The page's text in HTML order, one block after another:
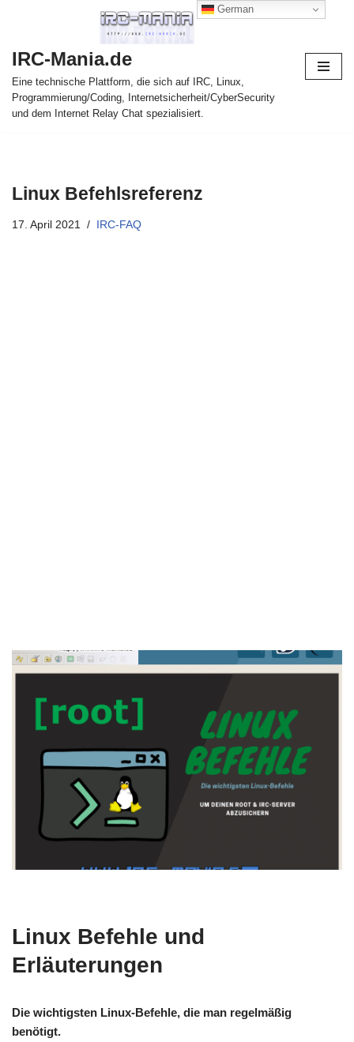
Inhalt
springen
IRC-Mania.de
Eine technische Plattform, die sich auf IRC, Linux,
Programmierung/Coding, Internetsicherheit/CyberSecurity
und dem Internet Relay Chat spezialisiert.
Linux Befehlsreferenz
17. April 2021 IRC-FAQ
Linux Befehle und
Erläuterungen
Die wichtigsten Linux-Befehle, die man regelmäßig
benötigt.
German